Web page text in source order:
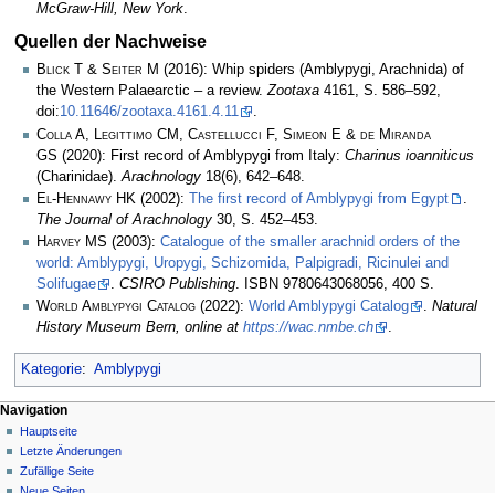
McGraw-Hill, New York.
Quellen der Nachweise
Blick T & Seiter M (2016): Whip spiders (Amblypygi, Arachnida) of
the Western Palaearctic – a review.Zootaxa 4161, S. 586–592,
doi:10.11646/zootaxa.4161.4.11
.
Colla A, Legittimo CM, Castellucci F, Simeon E & de Miranda
GS (2020): First record of Amblypygi from Italy: Charinus ioanniticus
(Charinidae). Arachnology 18(6), 642–648.
El-Hennawy HK (2002): The first record of Amblypygi from Egypt
.
The Journal of Arachnology 30, S. 452–453.
Harvey MS (2003): Catalogue of the smaller arachnid orders of the
world: Amblypygi, Uropygi, Schizomida, Palpigradi, Ricinulei and
Solifugae
. CSIRO Publishing. ISBN 9780643068056, 400 S.
World Amblypygi Catalog (2022): World Amblypygi Catalog . Natural
History Museum Bern, online at https://wac.nmbe.ch .
Kategorie: Amblypygi
Navigation
Hauptseite
Letzte Änderungen
Zufällige Seite